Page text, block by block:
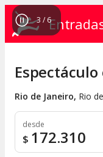
4 / 6
Rio de Janeiro, Rio
desde
$ 172.310